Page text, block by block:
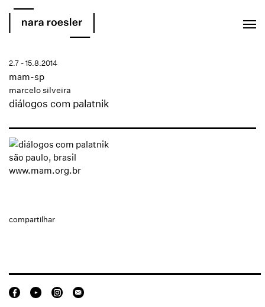
diálogos com palatnik
marcelo silveira
mam-sp
2.7 - 15.8.2014
são paulo, brasil
www.mam.org.br
compartilhar